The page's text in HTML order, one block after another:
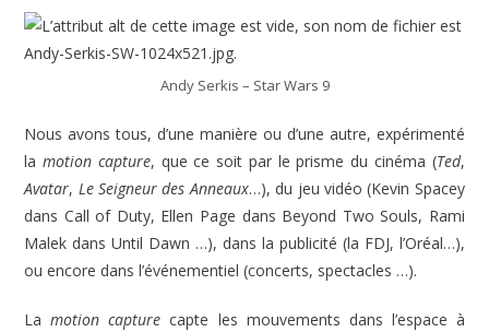
Andy Serkis – Star Wars 9
Nous avons tous, d’une manière ou d’une autre, expérimenté
lamotion capture, que ce soit par le prisme du cinéma (Ted,
Avatar, Le Seigneur des Anneaux…), du jeu vidéo (Kevin Spacey
dans Call of Duty, Ellen Page dans Beyond Two Souls, Rami
Malek dans Until Dawn …), dans la publicité (la FDJ, l’Oréal…),
ou encore dans l’événementiel (concerts, spectacles …).
Lamotion capture capte les mouvements dans l’espace à